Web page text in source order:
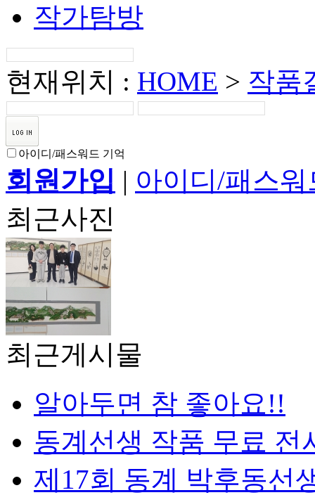
작가탐방
현재위치 : HOME > 작품
아이디/패스워드 기억
회원가입 | 아이디/패스
최근사진
최근게시물
알아두면 참 좋아요!!
동계선생 작품 무료 전
제17회 동계 박후동선